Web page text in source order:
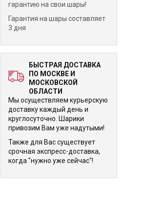
11 630 р.
детство с шариками под
большим шаром с
гарантию на свои шары!
Гарантия на шары составляет
3 дня
БЫСТРАЯ ДОСТАВКА
ПО МОСКВЕ И
МОСКОВСКОЙ
ОБЛАСТИ
Мы осуществляем курьерскую
доставку каждый день и
круглосуточно. Шарики
привозим Вам уже надутыми!
Также для Вас существует
срочная экспресс-доставка,
когда "нужно уже сейчас"!